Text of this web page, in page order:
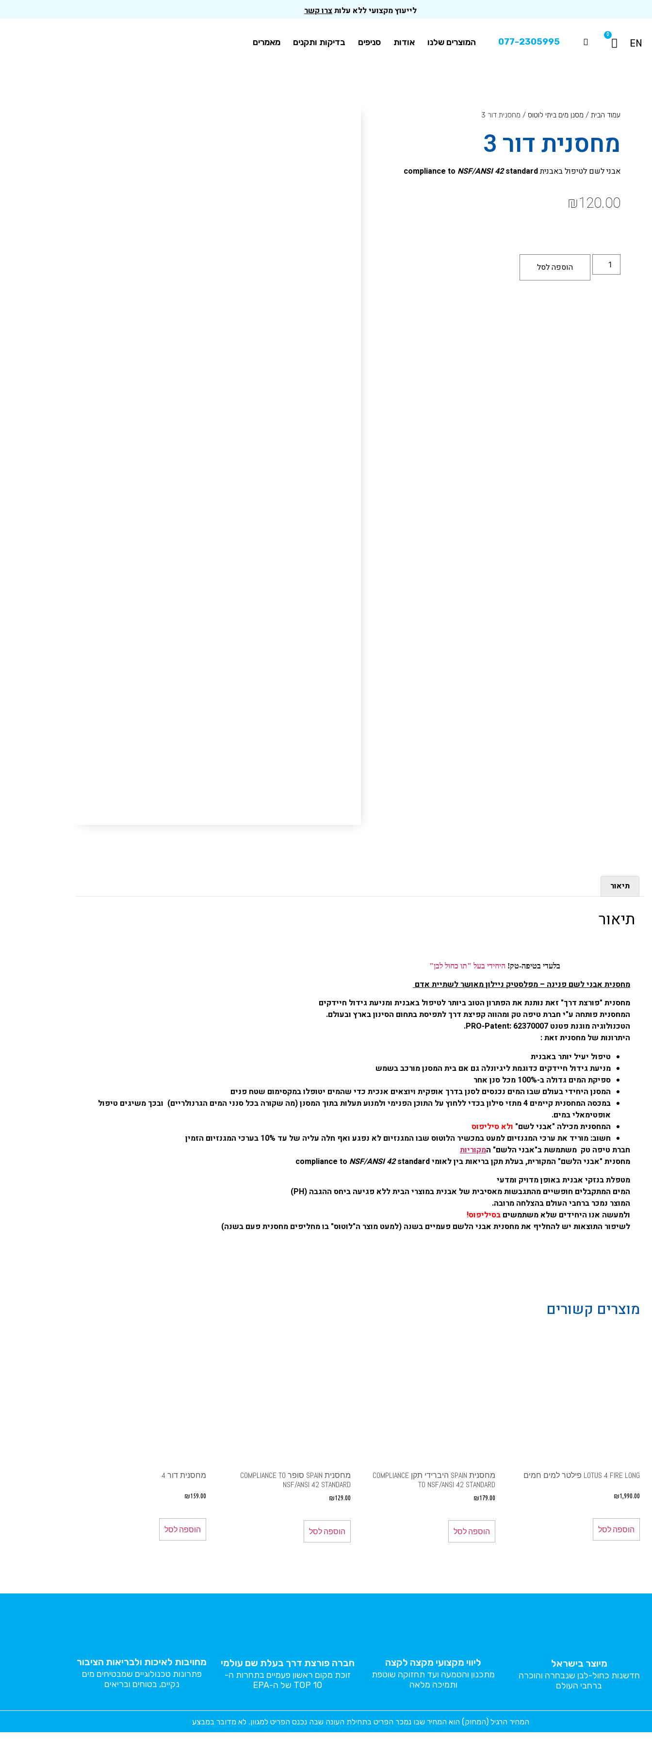
לייעוץ מקצועי ללא עלותצרו קשר
EN
0
077-2305995 המוצרים שלנו אודות סניפים בדיקות ותקנים מאמרים
עמוד הבית / מסנן מים ביתי לוטוס / מחסנית דור 3
מחסנית דור 3
אבני לשם לטיפול באבנית compliance to NSF/ANSI 42standard
₪120.00
הוספה לסל
תיאור
תיאור
בלעדי בטיפה-טק! היחידי בעל "תו כחול לבן"
מחסנית אבני לשם פנינה – מפלסטיק ניילון מאושר לשתיית אדם
מחסנית "פורצת דרך" זאת נותנת את הפתרון הטוב ביותר לטיפול באבנית ומניעת גידול חיידקים
המחסנית פותחה ע"י חברת טיפה טק ומהווה קפיצת דרך לתפיסת בתחום הסינון בארץ ובעולם.
הטכנולוגיה מוגנת פטנט PRO-Patent: 62370007
.
היתרונות של מחסנית זאת :
טיפול יעיל יותר באבנית
מניעת גידול חיידקים כדוגמת ליגיונלה גם אם בית המסנן מורכב בשמש
ספיקת המים גדולה ב-100% מכל סנן אחר
המסנן היחידי בעולם שבו המים נכנסים לסנן בדרך אופקית ויוצאים אנכית כדי שהמים יטופלו במקסימום שטח פנים
במכסה המחסנית קיימים 4 מתזי סילון בכדי ללחוץ על התוכן הפנימי ולמנוע תעלות בתוך המסנן (מה שקורה בכל סנני המים הגרנולריים) ובכך משיגים טיפול
אופטימאלי במים.
המחסנית מכילה "אבני לשם" ולא סיליפוס
חשוב: מוריד את ערכי המגנזיום למעט במכשיר הלוטוס שבו המגנזיום לא נפגע ואף חלה עליה של עד 10% בערכי המגנזיום הזמין
חברת טיפה טק משתמשת ב"אבני הלשם" המקוריות
מחסנית "אבני הלשם" המקורית, בעלת תקן בריאות בין לאומי
compliance to NSF/ANSI 42standard
מטפלת בנזקי אבנית באופן מדויק ומדעי
המים המתקבלים חופשיים מהתגבשות מאסיבית של אבנית במוצרי הבית ללא פגיעה ביחס ההגבה (PH)
המוצר נמכר ברחבי העולם בהצלחה מרובה.
ולמעשה אנו היחידים שלא משתמשים בסיליפוס!
לשיפור התוצאות יש להחליף את מחסנית אבני הלשם פעמיים בשנה (למעט מוצר ה"לוטוס" בו מחליפים מחסנית פעם בשנה)
מוצרים קשורים
LOTUS 4 FIRE LONG פילטר למים חמים
₪1,990.00
הוספה לסל
מחסנית SPAIN היברידי תקן COMPLIANCE
TO NSF/ANSI 42 STANDARD
₪179.00
הוספה לסל
מחסנית SPAIN סופר COMPLIANCE TO
NSF/ANSI 42 STANDARD
₪129.00
הוספה לסל
מחסנית דור 4
₪159.00
הוספה לסל
מיוצר בישראל
חדשנות כחול-לבן שנבחרה והוכרה
ברחבי העולם
ליווי מקצועי מקצה לקצה
מתכנון והטמעה ועד תחזוקה שוטפת
ותמיכה מלאה
חברה פורצת דרך בעלת שם עולמי
זוכת מקום ראשון פעמיים בתחרות ה-
TOP 10 של ה-EPA
מחויבות לאיכות ולבריאות הציבור
פתרונות טכנולוגיים שמבטיחים מים
נקיים, בטוחים ובריאים
המחיר הרגיל (המחוק) הוא המחיר שבו נמכר הפריט בתחילת העונה שבה נכנס הפריט למגוון. לא מדובר במבצע